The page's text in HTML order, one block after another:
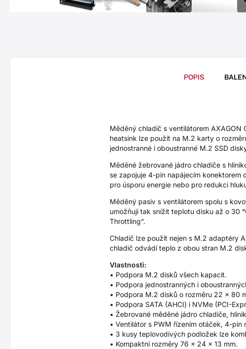
POPIS
Měděný chladič s ventilátorem AXAGON
heatsink lze použít na M.2 karty o
jednostranné i oboustranné M.2 SSD
Měděné žebrované jádro chladiče s
se zapojuje 4-pin napájecím
pro úsporu energie nebo pro redukci
Měděný pasiv s ventilátorem spolu s
umožňují tak snížit teplotu disku až o 30
Throttling“.
Chladič lze použít nejen s M.2 adaptéry
chladič odvádí teplo z obou stran M.2
Vlastnosti:
• Podpora M.2 disků všech kapacit.
• Podpora jednostranných i
• Podpora M.2 disků o rozměru 22 x 80
• Podpora SATA (AHCI) i NVMe (PCI-
• Žebrované měděné jádro chladiče,
• Ventilátor s PWM řízením otáček, 4-pin
• 3 kusy teplovodivých podložek lze
• Kompaktní rozměry 76 x 24 x 13 mm.